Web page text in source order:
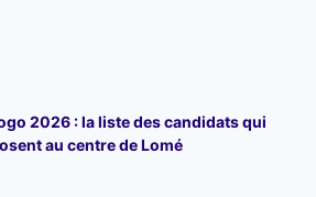
2026 : la liste des candidats qui
au centre de Lomé